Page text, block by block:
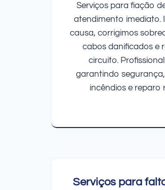
Serviços para fiação
atendimento imediato.
causa, corrigimos
cabos danificados e
circuito.
garantindo
incêndios e reparo
Serviços para